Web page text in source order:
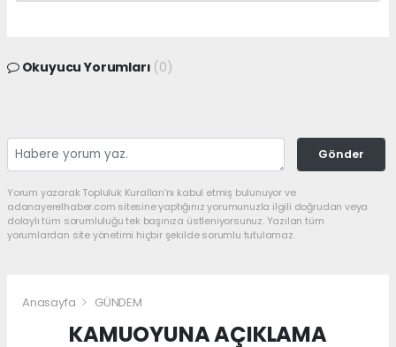
Okuyucu Yorumları (0)
Gönder
Yorum yazarak Topluluk Kuralları’nı kabul etmiş bulunuyor ve
adanayerelhaber.com sitesine yaptığınız yorumunuzla ilgili doğrudan veya
dolaylı tüm sorumluluğu tek başınıza üstleniyorsunuz. Yazılan tüm
yorumlardan site yönetimi hiçbir şekilde sorumlu tutulamaz.
Anasayfa GÜNDEM
KAMUOYUNA AÇIKLAMA